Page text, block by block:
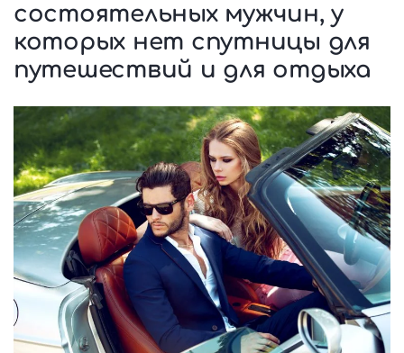
состоятельных мужчин, у
которых нет спутницы для
путешествий и для отдыха